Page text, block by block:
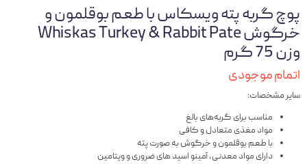
پوچ گربه پته ویسکاس با طعم بوقلمون و
خرگوش Whiskas Turkey & Rabbit Pate
وزن 75 گرم
اتمام موجودی
سایر مشخصات:
مناسب برای گربه‌های بالغ
مواد مغذی متعادل و کافی
با طعم بوقلمون و خرگوش به صورت پته
دارای مواد معدنی، آمینو اسید های ضروری و ویتامین